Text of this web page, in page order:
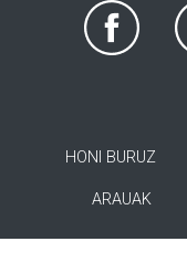
HONI BURUZ
ARAUAK